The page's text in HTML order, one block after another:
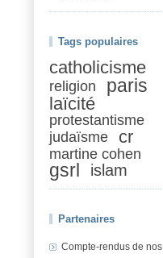
Tags populaires
catholicisme
religion paris
laïcité
protestantisme
judaïsme
cr
martine cohen
gsrl islam
Partenaires
Compte-rendus de nos